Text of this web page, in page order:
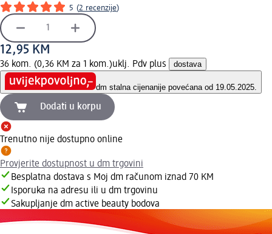
5 (2 recenzije)
12,95 KM
36 kom. (0,36 KM za 1 kom.)uklj. Pdv plus dostava
dm stalna cijenanije povećana od 19.05.2025.
Dodati u korpu
Trenutno nije dostupno online
Provjerite dostupnost u dm trgovini
Besplatna dostava s Moj dm računom iznad 70 KM
Isporuka na adresu ili u dm trgovinu
Sakupljanje dm active beauty bodova